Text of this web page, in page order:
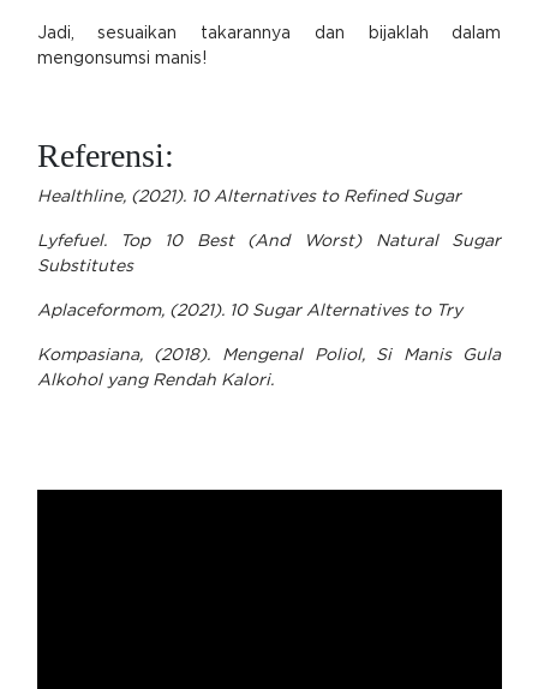
Jadi, sesuaikan takarannya dan bijaklah dalam
mengonsumsi manis!
Referensi:
Healthline, (2021). 10 Alternatives to Refined Sugar
Lyfefuel. Top 10 Best (And Worst) Natural Sugar
Substitutes
Aplaceformom, (2021). 10 Sugar Alternatives to Try
Kompasiana, (2018). Mengenal Poliol, Si Manis Gula
Alkohol yang Rendah Kalori.